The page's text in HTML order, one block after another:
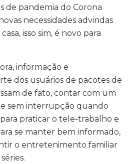
de pandemia do Corona
necessidades advindas
isso sim, é novo para
informação e
dos usuários de pacotes de
de fato, contar com um
sem interrupção quando
para praticar o tele-trabalho e
se manter bem informado,
o entretenimento familiar